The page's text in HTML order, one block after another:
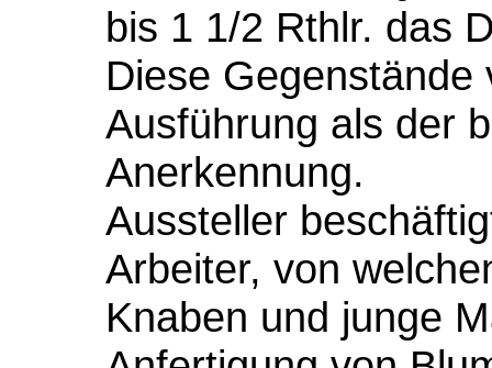
bis 1 1/2 Rthlr. das
Diese
Ausführung als der
Anerkennung.
Aussteller
Arbeiter, von
Knaben und junge